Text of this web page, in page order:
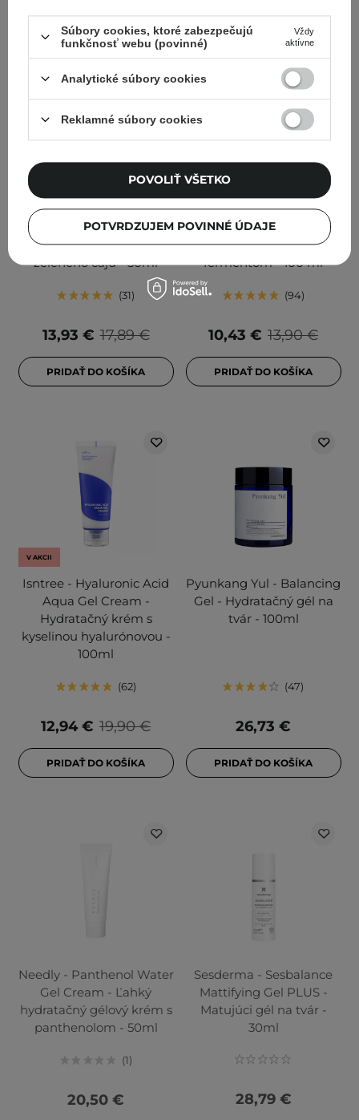
COSRX - Hydrium Green
Tea Aqua Soothing Gel
Cream - Upokojujúci
krém s extraktom zo
zeleného čaju - 50ml
31
17,89 €
13,93 €
PRIDAŤ DO KOŠÍKA
Haruharu Wonder - Black
Rice Moisture 5.5 Soft
Cleansing Gel - Čistiaci
gél na tvár s ryžovým
fermentom - 100 ml
94
13,90 €
10,43 €
PRIDAŤ DO KOŠÍKA
V AKCII
Isntree - Hyaluronic Acid
Aqua Gel Cream -
Hydratačný krém s
kyselinou hyalurónovou -
100ml
62
19,90 €
12,94 €
PRIDAŤ DO KOŠÍKA
Pyunkang Yul - Balancing
Gel - Hydratačný gél na
tvár - 100ml
47
26,73 €
PRIDAŤ DO KOŠÍKA
Needly - Panthenol Water
Gel Cream - Ľahký
hydratačný gélový krém s
panthenolom - 50ml
1
20,50 €
Sesderma - Sesbalance
Mattifying Gel PLUS -
Matujúci gél na tvár -
30ml
28,79 €
Súbory cookies, ktoré zabezpečujú
funkčnosť webu (povinné)
Vždy
aktívne
Analytické súbory cookies
Reklamné súbory cookies
POTVRDZUJEM POVINNÉ ÚDAJE
POVOLIŤ VŠETKO